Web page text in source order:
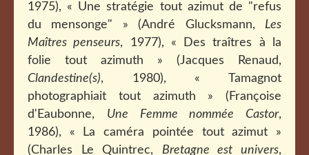
1975), « Une stratégie tout azimut de "refus
du mensonge" » (André Glucksmann, Les
Maîtres penseurs, 1977), « Des traîtres à la
folie tout azimuth » (Jacques Renaud,
Clandestine(s), 1980), « Tamagnot
photographiait tout azimuth » (Françoise
d'Eaubonne, Une Femme nommée Castor,
1986), « La caméra pointée tout azimut »
(Charles Le Quintrec, Bretagne est univers,